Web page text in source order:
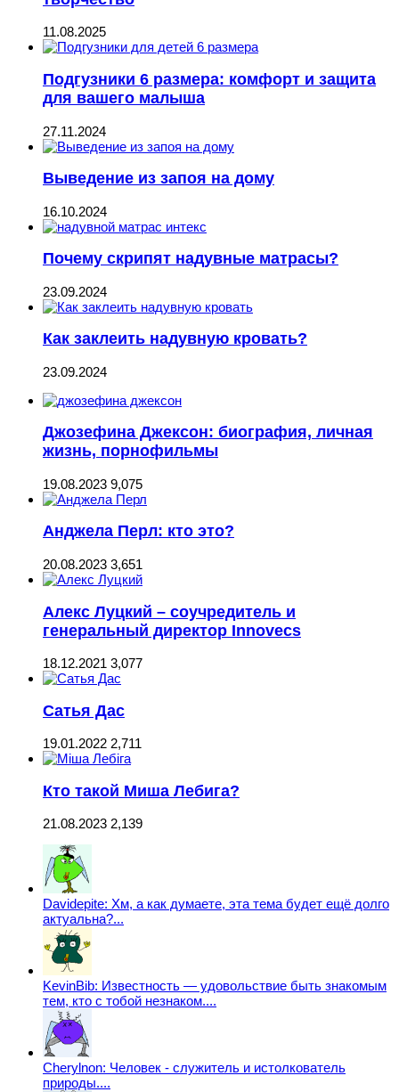
11.08.2025
Подгузники 6 размера: комфорт и защита
для вашего малыша
27.11.2024
Выведение из запоя на дому
16.10.2024
Почему скрипят надувные матрасы?
23.09.2024
Как заклеить надувную кровать?
23.09.2024
Джозефина Джексон: биография, личная
жизнь, порнофильмы
19.08.2023 9,075
Анджела Перл: кто это?
20.08.2023 3,651
Алекс Луцкий – соучредитель и
генеральный директор Innovecs
18.12.2021 3,077
Сатья Дас
19.01.2022 2,711
Кто такой Миша Лебига?
21.08.2023 2,139
Davidepite: Хм, а как думаете, эта тема будет ещё долго
актуальна?...
KevinBib: Известность — удовольствие быть знакомым
тем, кто с тобой незнаком....
Cherylnon: Человек - служитель и истолкователь
природы....